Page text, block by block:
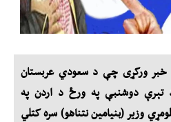
خبر ورکړی چې د سعودي عربستان
تېرې دوشنبې په ورځ د اردن په
وزیر (بنیامین نتناهو) سره کتلي